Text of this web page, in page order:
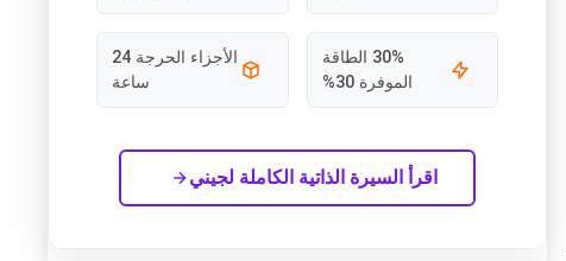
30% الطاقة
الموفرة 30%
الأجزاء الحرجة 24
ساعة
اقرأ السيرة الذاتية الكاملة لجيني